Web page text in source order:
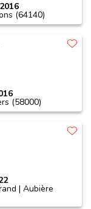
2016
(64140)
(58000)
| Aubière